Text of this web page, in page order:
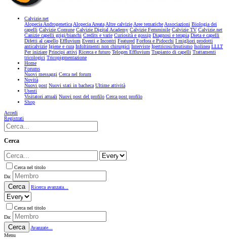
Calvizie.net
Alopecia AndrogeneticaAlopecia AreataAltre calvizieAree tematicheAssociazioni Biologia dei
capelli Calvizie Comune Calvizie Digital Academy Calvizie Femminile Calvizie TV Calvizie.net
Canizie capelli grigi/bianchi Credits e varie Curiosità e gossip Diagnosi e terapia Dieta e capelli
Difetti al capello Effluvium Eventi e Incontri Featured Forfora e Pidocchi I migliori prodotti
anticalvizie Igiene e cura Infoltimenti non chirurgici Interviste Ipertricosi/Irsutismo Isolinea LLLT
Per iniziare Principi attivi Ricerca e futuro Telogen Effluvium Trapianto di capelli Trattamenti
tricologici Tricopigmentazione
Home
Forums
Nuovi messaggi Cerca nel forum
Novità
Nuovi post Nuovi stati in bacheca Ultime attività
Utenti
Visitatori attuali Nuovi post del profilo Cerca post profilo
Shop
Accedi
Registrati
Cerca
Cerca nel titolo
Da:
Cerca Ricerca avanzata...
Cerca nel titolo
Da:
Cerca
Avanzate...
Menu